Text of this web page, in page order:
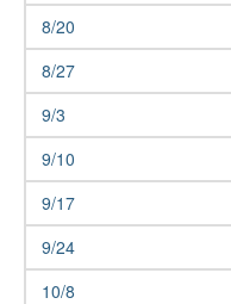
8/20
8/27
9/3
9/10
9/17
9/24
10/8